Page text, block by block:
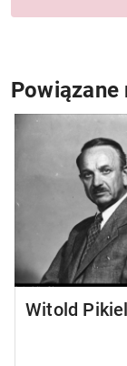
Powiązane
Witold Pikiel